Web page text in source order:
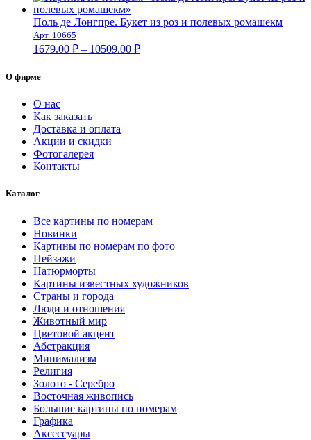
–
Поль де Лонгпре. Букет из роз и полевых ромашекм
Арт. 10665
1679.00 ₽ – 10509.00 ₽Диапазон
О фирме
О нас
Как заказать
Доставка и оплата
Акции и скидки
Фотогалерея
Контакты
Каталог
Все картины по номерам
Новинки
Картины по номерам по фото
Пейзажи
Натюрморты
Картины известных художников
Страны и города
Люди и отношения
Животный мир
Цветовой акцент
Абстракция
Минимализм
Религия
Золото - Серебро
Восточная живопись
Большие картины по номерам
Графика
Аксессуары